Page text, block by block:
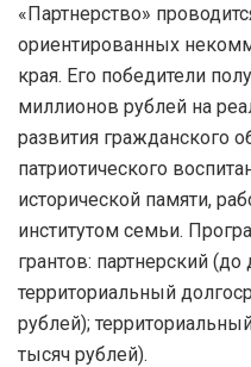
«Партнерство»
ориентированных
края. Его победители
миллионов рублей на
развития гражданского
патриотического
исторической памяти,
институтом семьи.
грантов: партнерский
территориальный
рублей);
тысяч рублей).